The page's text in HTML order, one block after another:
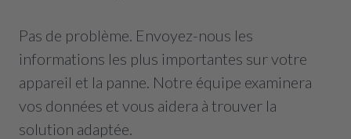
Pas de problème. Envoyez-nous les
informations les plus importantes sur votre
appareil et la panne. Notre équipe examinera
vos données et vous aidera à trouver la
solution adaptée.